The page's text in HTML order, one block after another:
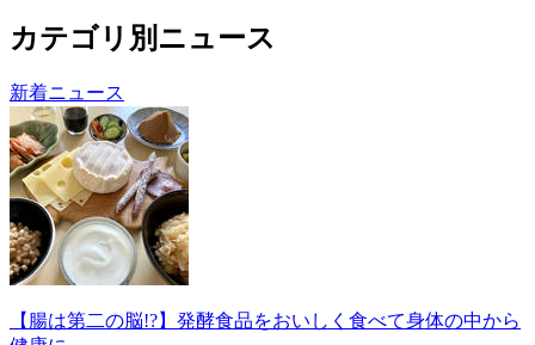
カテゴリ別ニュース
新着ニュース
【腸は第二の脳!?】発酵食品をおいしく食べて身体の中から